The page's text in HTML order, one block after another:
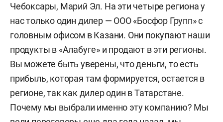
Чебоксары, Марий Эл. На эти четыре региона у
нас только один дилер — ООО «Босфор Групп» с
головным офисом в Казани. Они покупают наши
продукты в «Алабуге» и продают в эти регионы.
Вы можете быть уверены, что деньги, то есть
прибыль, которая там формируется, остается в
регионе, так как дилер один в Татарстане.
Почему мы выбрали именно эту компанию? Мы